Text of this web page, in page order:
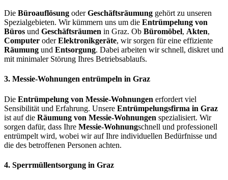
Die Büroauflösung oderGeschäftsräumung gehört zu unseren
Spezialgebieten. Wir kümmern uns um die Entrümpelung von
Büros und Geschäftsräumen in Graz. Ob Büromöbel, Akten,
Computer oderElektronikgeräte, wir sorgen für eine effiziente
Räumung und Entsorgung. Dabei arbeiten wir schnell, diskret und
mit minimaler Störung Ihres Betriebsablaufs.
3. Messie-Wohnungen entrümpeln in Graz
Die Entrümpelung von Messie-Wohnungen erfordert viel
Sensibilität und Erfahrung. Unsere Entrümpelungsfirma in Graz
ist auf die Räumung von Messie-Wohnungen spezialisiert. Wir
sorgen dafür, dass Ihre Messie-Wohnungschnell und professionell
entrümpelt wird, wobei wir auf Ihre individuellen Bedürfnisse und
die des betroffenen Personen achten.
4. Sperrmüllentsorgung in Graz